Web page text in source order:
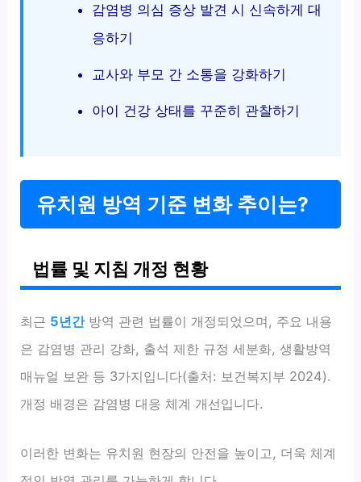
감염병 의심 증상 발견 시 신속하게 대
응하기
교사와 부모 간 소통을 강화하기
아이 건강 상태를 꾸준히 관찰하기
유치원 방역 기준 변화 추이는?
법률 및 지침 개정 현황
최근 5년간방역 관련 법률이 개정되었으며, 주요 내용
은 감염병 관리 강화, 출석 제한 규정 세분화, 생활방역
매뉴얼 보완 등 3가지입니다(출처: 보건복지부 2024).
개정 배경은 감염병 대응 체계 개선입니다.
이러한 변화는 유치원 현장의 안전을 높이고, 더욱 체계